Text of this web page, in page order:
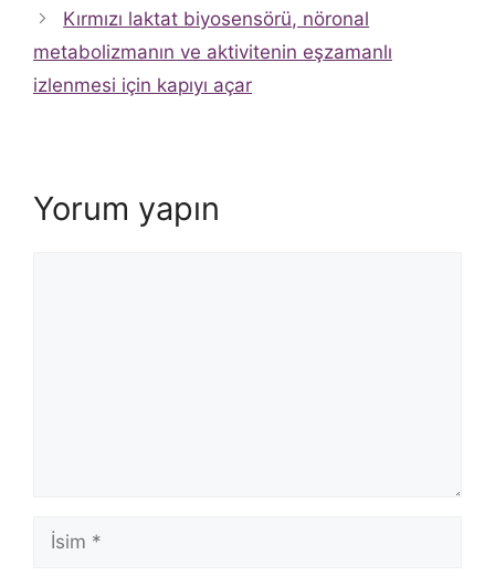
Kırmızı laktat biyosensörü, nöronal
metabolizmanın ve aktivitenin eşzamanlı
izlenmesi için kapıyı açar
Yorum yapın
İsim